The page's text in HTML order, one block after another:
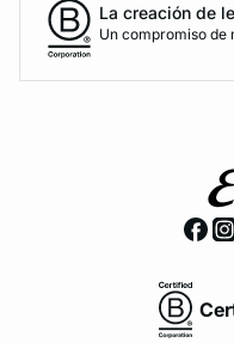
La creación de
Un compromiso de